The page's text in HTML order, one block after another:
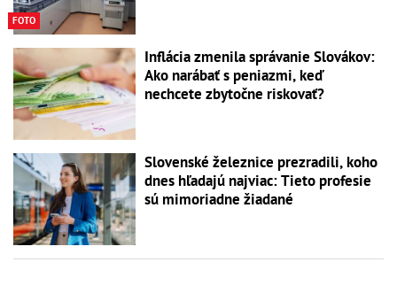
FOTO
Inflácia zmenila správanie Slovákov:
Ako narábať s peniazmi, keď
nechcete zbytočne riskovať?
Slovenské železnice prezradili, koho
dnes hľadajú najviac: Tieto profesie
sú mimoriadne žiadané